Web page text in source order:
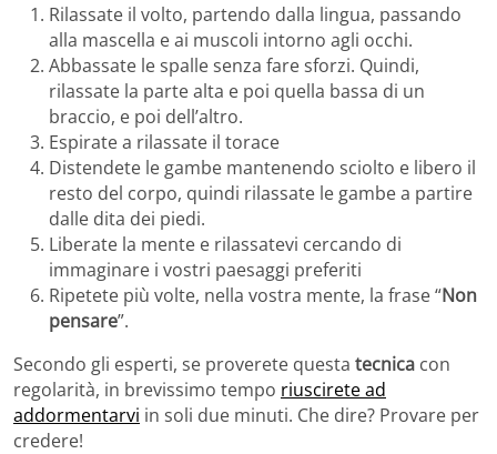
Rilassate il volto, partendo dalla lingua, passando
alla mascella e ai muscoli intorno agli occhi.
Abbassate le spalle senza fare sforzi. Quindi,
rilassate la parte alta e poi quella bassa di un
braccio, e poi dell’altro.
Espirate a rilassate il torace
Distendete le gambe mantenendo sciolto e libero il
resto del corpo, quindi rilassate le gambe a partire
dalle dita dei piedi.
Liberate la mente e rilassatevi cercando di
immaginare i vostri paesaggi preferiti
Ripetete più volte, nella vostra mente, la frase “Non
pensare”.
Secondo gli esperti, se proverete questa tecnica con
regolarità, in brevissimo tempo riuscirete ad
addormentarvi in soli due minuti. Che dire? Provare per
credere!